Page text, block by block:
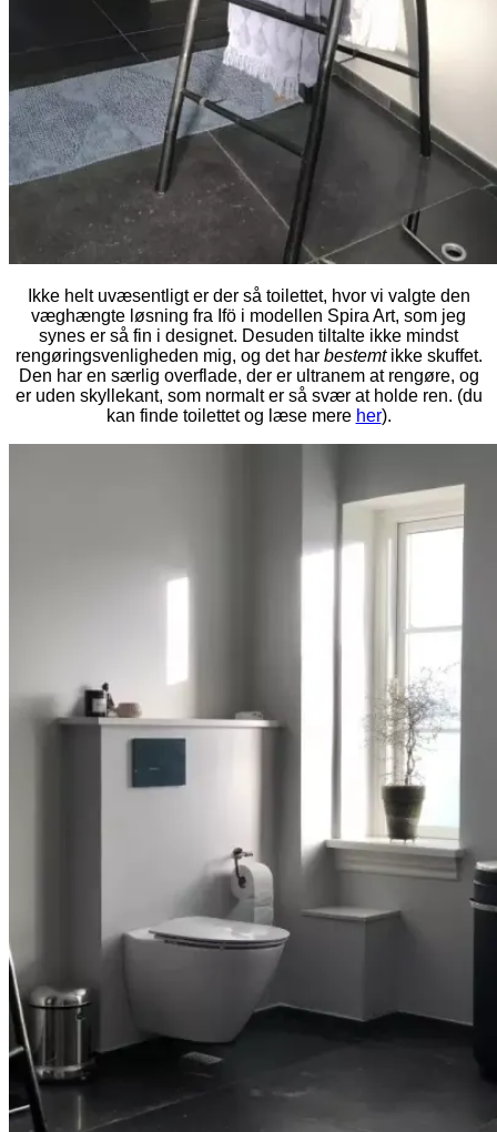
Ikke helt uvæsentligt er der så toilettet, hvor vi valgte den
væghængte løsning fra Ifö i modellen Spira Art, som jeg
synes er så fin i designet. Desuden tiltalte ikke mindst
rengøringsvenligheden mig, og det har bestemtikke skuffet.
Den har en særlig overflade, der er ultranem at rengøre, og
er uden skyllekant, som normalt er så svær at holde ren. (du
kan finde toilettet og læse mere her).